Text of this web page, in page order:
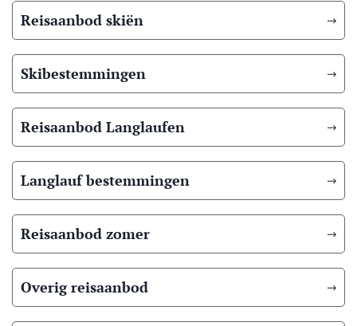
Reisaanbod skiën
Skibestemmingen
Reisaanbod Langlaufen
Langlauf bestemmingen
Reisaanbod zomer
Overig reisaanbod